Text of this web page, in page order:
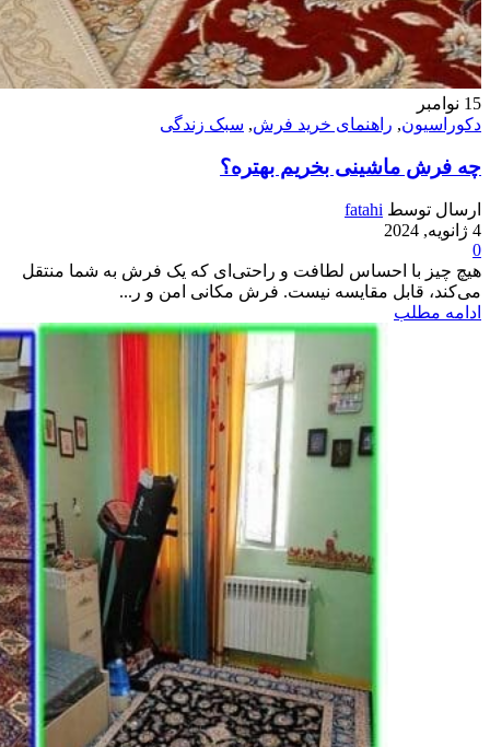
15 نوامبر
دکوراسیون, راهنمای خرید فرش, سبک زندگی
چه فرش ماشینی بخریم بهتره؟
ارسال توسط fatahi
4 ژانویه, 2024
0
هیچ چیز با احساس لطافت و راحتی‌ای که یک فرش به شما منتقل
می‌کند، قابل مقایسه نیست. فرش مکانی امن و ر...
ادامه مطلب